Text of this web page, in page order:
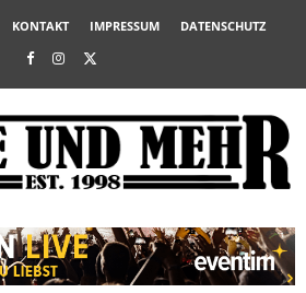
KONTAKT IMPRESSUM DATENSCHUTZ